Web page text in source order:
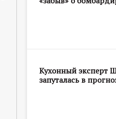
Кухонный эксперт
запуталась в